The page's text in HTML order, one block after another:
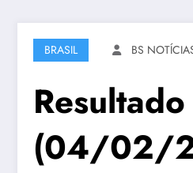
BRASIL BS
(04/02/